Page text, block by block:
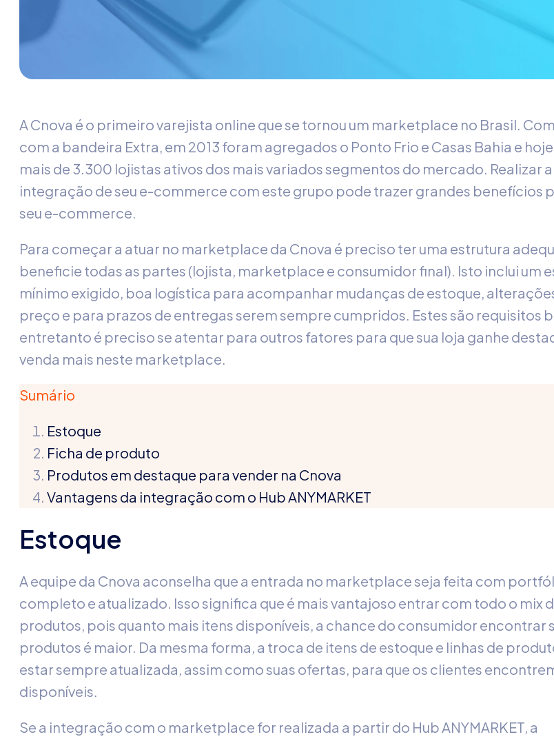
A Cnova é o primeiro varejista online que se tornou um marketplace no Brasil.
com a bandeira Extra, em 2013 foram agregados o Ponto Frio e Casas Bahia e
mais de 3.300 lojistas ativos dos mais variados segmentos do mercado. Realizar a
integração de seu e-commerce com este grupo pode trazer grandes benefícios
seu e-commerce.
Para começar a atuar no marketplace da Cnova é preciso ter uma estrutura
beneficie todas as partes (lojista, marketplace e consumidor final). Isto inclui um
mínimo exigido, boa logística para acompanhar mudanças de estoque,
preço e para prazos de entregas serem sempre cumpridos. Estes são requisitos
entretanto é preciso se atentar para outros fatores para que sua loja ganhe
venda mais neste marketplace.
Sumário
Estoque
Ficha de produto
Produtos em destaque para vender na Cnova
Vantagens da integração com o Hub ANYMARKET
Estoque
A equipe da Cnova aconselha que a entrada no marketplace seja feita com
completo e atualizado. Isso significa que é mais vantajoso entrar com todo o mix
produtos, pois quanto mais itens disponíveis, a chance do consumidor encontrar
produtos é maior. Da mesma forma, a troca de itens de estoque e linhas de
estar sempre atualizada, assim como suas ofertas, para que os clientes
disponíveis.
Se a integração com o marketplace for realizada a partir do Hub ANYMARKET, a